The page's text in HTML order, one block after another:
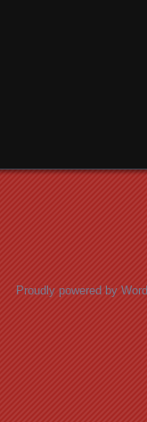
Proudly powered by